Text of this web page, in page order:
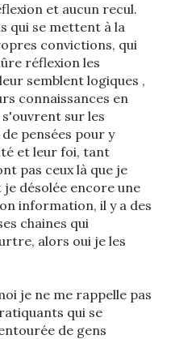
et aucun recul.
qui se mettent à la
convictions, qui
réflexion les
semblent logiques ,
connaissances en
sur les
pensées pour y
et leur foi, tant
pas ceux là que je
désolée encore une
information, il y a des
chaines qui
alors oui je les
je ne me rappelle pas
qui se
de gens